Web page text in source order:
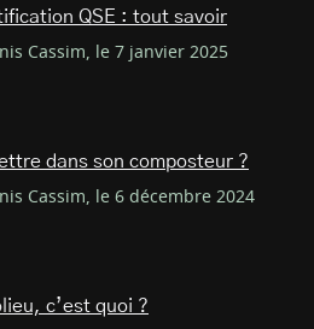
QSE : tout savoir
Cassim, le 7 janvier 2025
dans son composteur ?
Cassim, le 6 décembre 2024
c’est quoi ?